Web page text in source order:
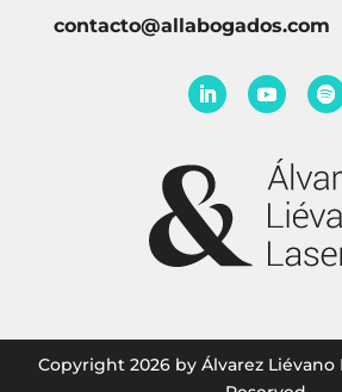
contacto@allabogados.com
Copyright 2026 by Álvarez Liévano